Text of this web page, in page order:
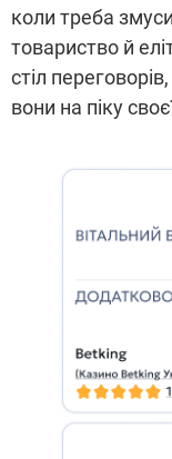
коли треба
товариство й
стіл
вони на піку